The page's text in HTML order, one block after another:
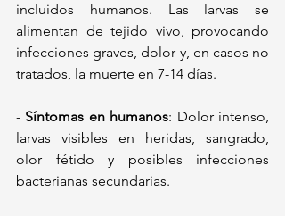
incluidos humanos. Las larvas se
alimentan de tejido vivo, provocando
infecciones graves, dolor y, en casos no
tratados, la muerte en 7-14 días.
- Síntomas en humanos: Dolor intenso,
larvas visibles en heridas, sangrado,
olor fétido y posibles infecciones
bacterianas secundarias.